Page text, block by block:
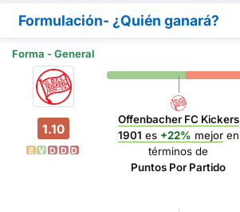
Formulación- ¿Quién ganará?
Forma - General
1.10
E V D D D
Offenbacher FC Kickers
1901 es +22% mejoren
términos de
Puntos Por Partido